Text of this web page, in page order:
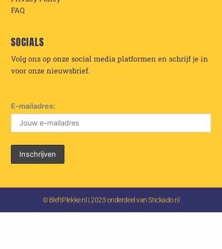
FAQ
SOCIALS
Volg ons op onze social media platformen en schrijf je in
voor onze nieuwsbrief.
E-mailadres:
© BleftPlekke.nl | 2023 onderdeel van Stickado.nl